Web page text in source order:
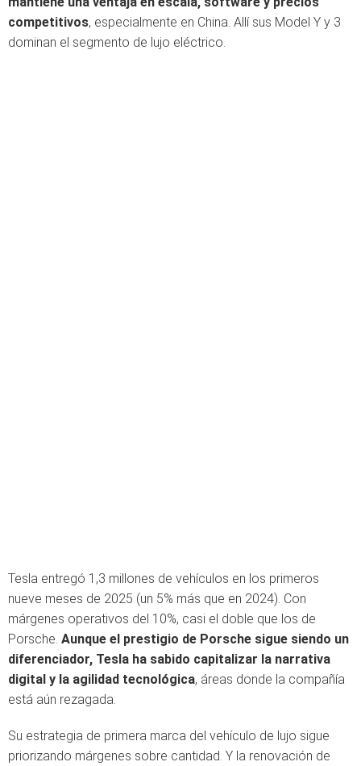
competitivos, especialmente en China. Allí sus Model Y y 3
dominan el segmento de lujo eléctrico.
Tesla entregó 1,3 millones de vehículos en los primeros
nueve meses de 2025 (un 5% más que en 2024). Con
márgenes operativos del 10%, casi el doble que los de
Porsche. Aunque el prestigio de Porsche sigue siendo un
diferenciador, Tesla ha sabido capitalizar la narrativa
digital y la agilidad tecnológica, áreas donde la compañía
está aún rezagada.
Su estrategia de primera marca del vehículo de lujo sigue
priorizando márgenes sobre cantidad. Y la renovación de